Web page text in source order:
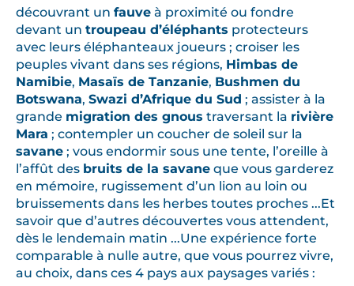
découvrant un fauve à proximité ou fondre
devant un troupeau d’éléphants protecteurs
avec leurs éléphanteaux joueurs ; croiser les
peuples vivant dans ses régions, Himbas de
Namibie, Masaïs de Tanzanie, Bushmen du
Botswana, Swazi d’Afrique du Sud ; assister à la
grande migration des gnous traversant la rivière
Mara ; contempler un coucher de soleil sur la
savane ; vous endormir sous une tente, l’oreille à
l’affût des bruits de la savane que vous garderez
en mémoire, rugissement d’un lion au loin ou
bruissements dans les herbes toutes proches ...Et
savoir que d’autres découvertes vous attendent,
dès le lendemain matin ...Une expérience forte
comparable à nulle autre, que vous pourrez vivre,
au choix, dans ces 4 pays aux paysages variés :